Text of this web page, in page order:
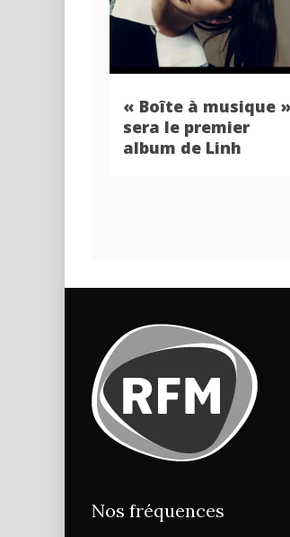
« Boîte à musique »
sera le premier
album de Linh
Nos fréquences